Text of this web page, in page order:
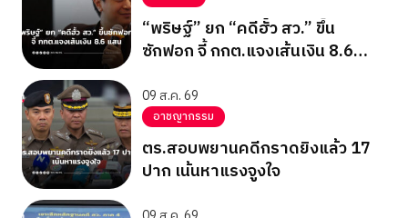
“พริษฐ์” ยก “คดีฮั้ว สว.” ขึ้น
ซักฟอก จี้ กกต.แจงเส้นเงิน 8.6
09 ส.ค. 69
อาชญากรรม
ตร.สอบพยานคดีกราดยิงแล้ว 17
ปาก เน้นหาแรงจูงใจ